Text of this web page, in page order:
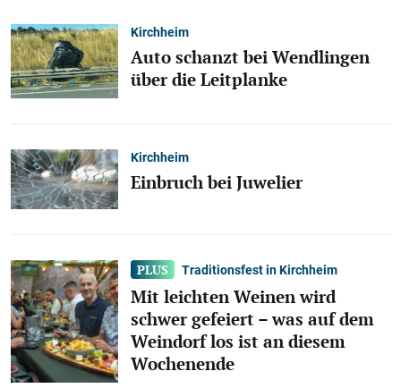
Kirchheim
Auto schanzt bei Wendlingen
über die Leitplanke
Kirchheim
Einbruch bei Juwelier
Traditionsfest in Kirchheim
Mit leichten Weinen wird
schwer gefeiert – was auf dem
Weindorf los ist an diesem
Wochenende